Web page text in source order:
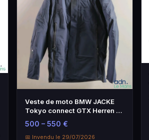
Veste de moto BMW JACKE
Tokyo connect GTX Herren -
Neuf
500 – 550 €
📅 Invendu le 29/07/2026